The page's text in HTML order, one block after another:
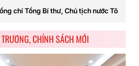
Bí thư, Chủ tịch nước Tô Lâm khai mạc
CHÍNH SÁCH MỚI